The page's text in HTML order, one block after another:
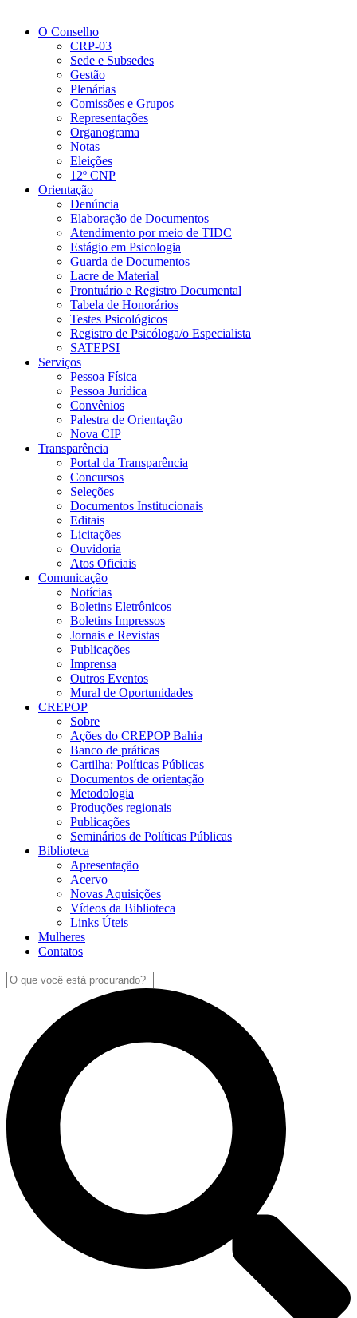
O Conselho
CRP-03
Sede e Subsedes
Gestão
Plenárias
Comissões e Grupos
Representações
Organograma
Notas
Eleições
12º CNP
Orientação
Denúncia
Elaboração de Documentos
Atendimento por meio de TIDC
Estágio em Psicologia
Guarda de Documentos
Lacre de Material
Prontuário e Registro Documental
Tabela de Honorários
Testes Psicológicos
Registro de Psicóloga/o Especialista
SATEPSI
Serviços
Pessoa Física
Pessoa Jurídica
Convênios
Palestra de Orientação
Nova CIP
Transparência
Portal da Transparência
Concursos
Seleções
Documentos Institucionais
Editais
Licitações
Ouvidoria
Atos Oficiais
Comunicação
Notícias
Boletins Eletrônicos
Boletins Impressos
Jornais e Revistas
Publicações
Imprensa
Outros Eventos
Mural de Oportunidades
CREPOP
Sobre
Ações do CREPOP Bahia
Banco de práticas
Cartilha: Políticas Públicas
Documentos de orientação
Metodologia
Produções regionais
Publicações
Seminários de Políticas Públicas
Biblioteca
Apresentação
Acervo
Novas Aquisições
Vídeos da Biblioteca
Links Úteis
Mulheres
Contatos